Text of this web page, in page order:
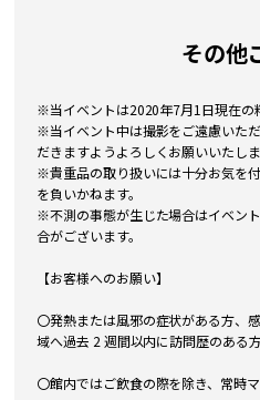
その他
※当イベントは2020年7月1日現在の
※当イベント中は撮影をご遠慮いた
だきますようよろしくお願いいたしま
※貴重品の取り扱いには十分お気を
を負いかねます。
※不測の事態が生じた場合はイベン
合がございます。
【お客様へのお願い】
〇発熱または風邪の症状がある方、
域へ過去 2 週間以内に訪問歴のある
〇館内ではご飲食の際を除き、常時